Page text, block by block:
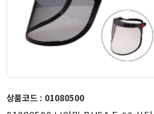
상품코드 : 01080500